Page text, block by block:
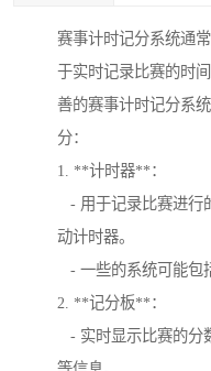
赛事计时记分系统通
于实时记录比赛的时
善的赛事计时记分系
分：
1. **计时器**：
- 用于记录比赛进行
动计时器。
- 一些的系统可能包
2. **记分板**：
- 实时显示比赛的分